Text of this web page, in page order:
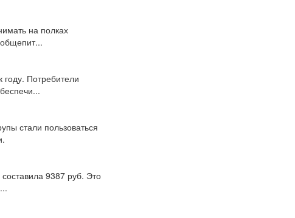
на полках
Потребители
стали пользоваться
9387 руб. Это